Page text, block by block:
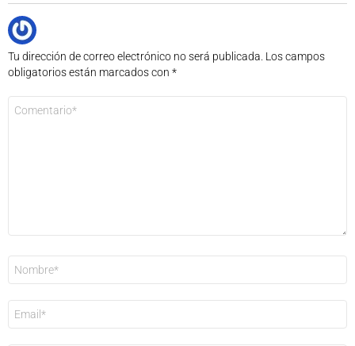
Tu dirección de correo electrónico no será publicada. Los campos
obligatorios están marcados con *
electrónico
*